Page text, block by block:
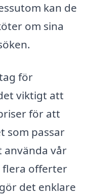
kan de
om sina
för
viktigt att
för att
som passar
använda vår
flera offerter
det enklare